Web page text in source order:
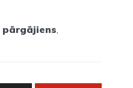
pārgājiens,